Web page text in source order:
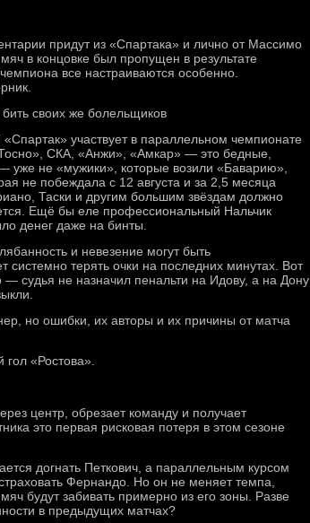
придут из «Спартака» и лично от Массимо
в концовке был пропущен в результате
все настраиваются особенно.
бить своих же болельщиков
участвует в параллельном чемпионате
СКА, «Анжи», «Амкар» — это бедные,
уже не «мужики», которые возили «Баварию»,
не побеждала с 12 августа и за 2,5 месяца
Таски и другим большим звёздам должно
Ещё бы еле профессиональный Нальчик
денег даже на бинты.
и невезение могут быть
системно терять очки на последних минутах. Вот
судья не назначил пенальти на Идову, а на Дону
но ошибки, их авторы и их причины от матча
«Ростова».
центр, обрезает команду и получает
это первая рисковая потеря в этом сезоне
догнать Петкович, а параллельным курсом
Фернандо. Но он не меняет темпа,
будут забивать примерно из его зоны. Разве
в предыдущих матчах?